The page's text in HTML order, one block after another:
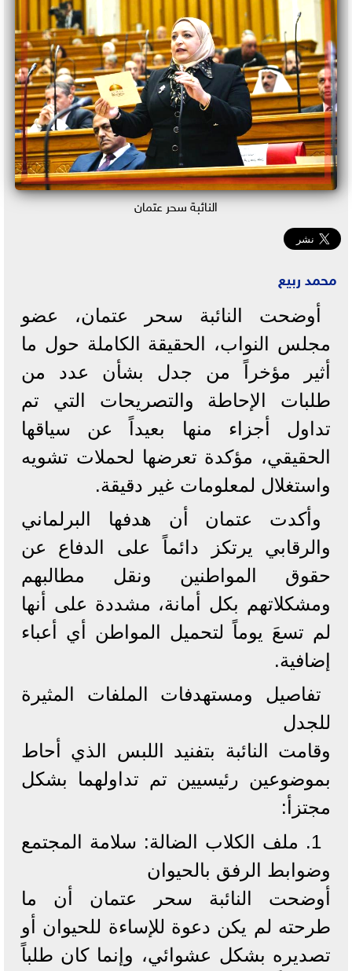
النائبة سحر عتمان
محمد ربيع
أوضحت النائبة سحر عتمان، عضو
مجلس النواب، الحقيقة الكاملة حول ما
أثير مؤخراً من جدل بشأن عدد من
طلبات الإحاطة والتصريحات التي تم
تداول أجزاء منها بعيداً عن سياقها
الحقيقي، مؤكدة تعرضها لحملات تشويه
واستغلال لمعلومات غير دقيقة.
وأكدت عتمان أن هدفها البرلماني
والرقابي يرتكز دائماً على الدفاع عن
حقوق المواطنين ونقل مطالبهم
ومشكلاتهم بكل أمانة، مشددة على أنها
لم تسعَ يوماً لتحميل المواطن أي أعباء
إضافية.
تفاصيل ومستهدفات الملفات المثيرة
للجدل
وقامت النائبة بتفنيد اللبس الذي أحاط
بموضوعين رئيسيين تم تداولهما بشكل
مجتزأ:
1. ملف الكلاب الضالة: سلامة المجتمع
وضوابط الرفق بالحيوان
أوضحت النائبة سحر عتمان أن ما
طرحته لم يكن دعوة للإساءة للحيوان أو
تصديره بشكل عشوائي، وإنما كان طلباً